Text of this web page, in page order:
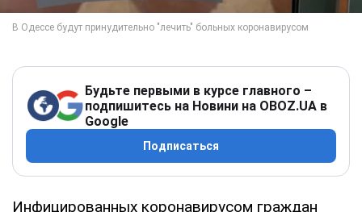
Будьте первыми в курсе главного –
подпишитесь на Новини на OBOZ.UA в
Google
Подписаться
Инфицированных коронавирусом граждан